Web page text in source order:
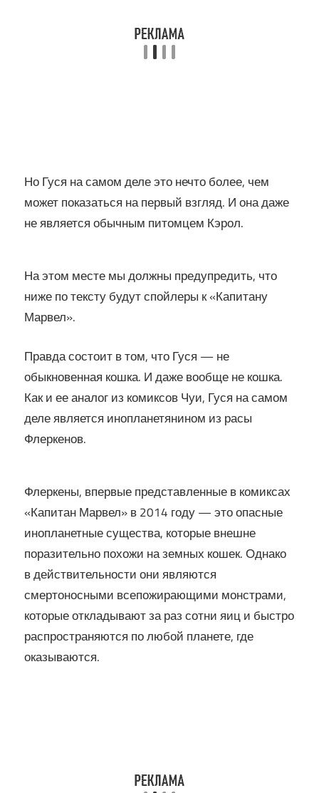
Но Гуся на самом деле это нечто более, чем
может показаться на первый взгляд. И она даже
не является обычным питомцем Кэрол.
На этом месте мы должны предупредить, что
ниже по тексту будут спойлеры к «Капитану
Марвел».
Правда состоит в том, что Гуся — не
обыкновенная кошка. И даже вообще не кошка.
Как и ее аналог из комиксов Чуи, Гуся на самом
деле является инопланетянином из расы
Флеркенов.
Флеркены, впервые представленные в комиксах
«Капитан Марвел» в 2014 году — это опасные
инопланетные существа, которые внешне
поразительно похожи на земных кошек. Однако
в действительности они являются
смертоносными всепожирающими монстрами,
которые откладывают за раз сотни яиц и быстро
распространяются по любой планете, где
оказываются.